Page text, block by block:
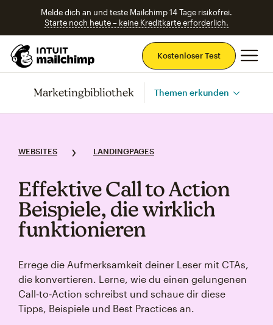
Melde dich an und teste Mailchimp 14 Tage risikofrei.
Starte noch heute – keine Kreditkarte erforderlich.
Kostenloser Test
Marketingbibliothek Themen erkunden
WEBSITES LANDINGPAGES
Effektive Call to Action
Beispiele, die wirklich
funktionieren
Errege die Aufmerksamkeit deiner Leser mit CTAs,
die konvertieren. Lerne, wie du einen gelungenen
Call‑to‑Action schreibst und schaue dir diese
Tipps, Beispiele und Best Practices an.